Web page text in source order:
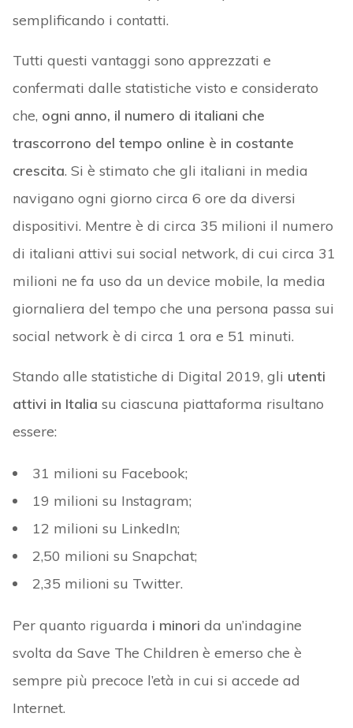
semplificando i contatti.
Tutti questi vantaggi sono apprezzati e
confermati dalle statistiche visto e considerato
che, ogni anno, il numero di italiani che
trascorrono del tempo online è in costante
crescita. Si è stimato che gli italiani in media
navigano ogni giorno circa 6 ore da diversi
dispositivi. Mentre è di circa 35 milioni il numero
di italiani attivi sui social network, di cui circa 31
milioni ne fa uso da un device mobile, la media
giornaliera del tempo che una persona passa sui
social network è di circa 1 ora e 51 minuti.
Stando alle statistiche di Digital 2019, gli utenti
attivi in Italia su ciascuna piattaforma risultano
essere:
31 milioni su Facebook;
19 milioni su Instagram;
12 milioni su LinkedIn;
2,50 milioni su Snapchat;
2,35 milioni su Twitter.
Per quanto riguarda i minori da un’indagine
svolta da Save The Children è emerso che è
sempre più precoce l’età in cui si accede ad
Internet.